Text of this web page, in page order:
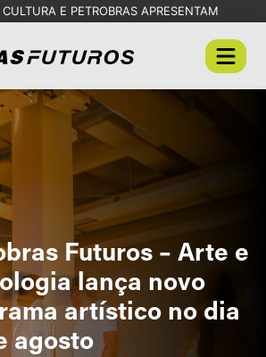
E PETROBRAS APRESENTAM
Futuros – Arte e
lança novo
artístico no dia
agosto